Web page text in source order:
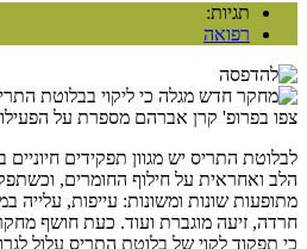
תגיות:
רפואה
צפו בפרופ' קרן אברהם מספרת על
לבלוטת התריס יש מגוון תפקידים
הלב ואחראית על חילוף החומרים,
מתופעות שונות ומשונות: עייפות,
חרדה, זיעה מוגברת ועוד. כעת חושף
כי תפקוד לקוי של בלוטת התריס עלול